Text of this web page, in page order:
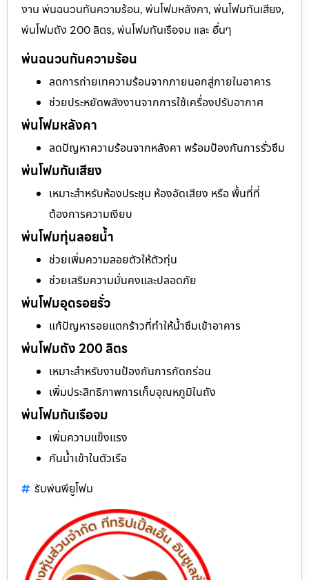
งาน พ่นฉนวนกันความร้อน, พ่นโฟมหลังคา, พ่นโฟมกันเสียง,
พ่นโฟมถัง 200 ลิตร, พ่นโฟมกันเรือจม และ อื่นๆ
พ่นฉนวนกันความร้อน
ลดการถ่ายเทความร้อนจากภายนอกสู่ภายในอาคาร
ช่วยประหยัดพลังงานจากการใช้เครื่องปรับอากาศ
พ่นโฟมหลังคา
ลดปัญหาความร้อนจากหลังคา พร้อมป้องกันการรั่วซึม
พ่นโฟมกันเสียง
เหมาะสำหรับห้องประชุม ห้องอัดเสียง หรือ พื้นที่ที่
ต้องการความเงียบ
พ่นโฟมทุ่นลอยน้ำ
ช่วยเพิ่มความลอยตัวให้ตัวทุ่น
ช่วยเสริมความมั่นคงและปลอดภัย
พ่นโฟมอุดรอยรั่ว
แก้ปัญหารอยแตกร้าวที่ทำให้น้ำซึมเข้าอาคาร
พ่นโฟมถัง 200 ลิตร
เหมาะสำหรับงานป้องกันการกัดกร่อน
เพิ่มประสิทธิภาพการเก็บอุณหภูมิในถัง
พ่นโฟมกันเรือจม
เพิ่มความแข็งแรง
กันน้ำเข้าในตัวเรือ
รับพ่นพียูโฟม